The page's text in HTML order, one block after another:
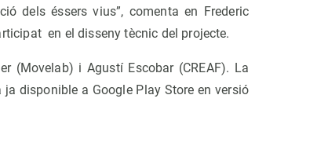
dels éssers vius”, comenta en Frederic
en el disseny tècnic del projecte.
(Movelab) i Agustí Escobar (CREAF). La
ja disponible a Google Play Store en versió